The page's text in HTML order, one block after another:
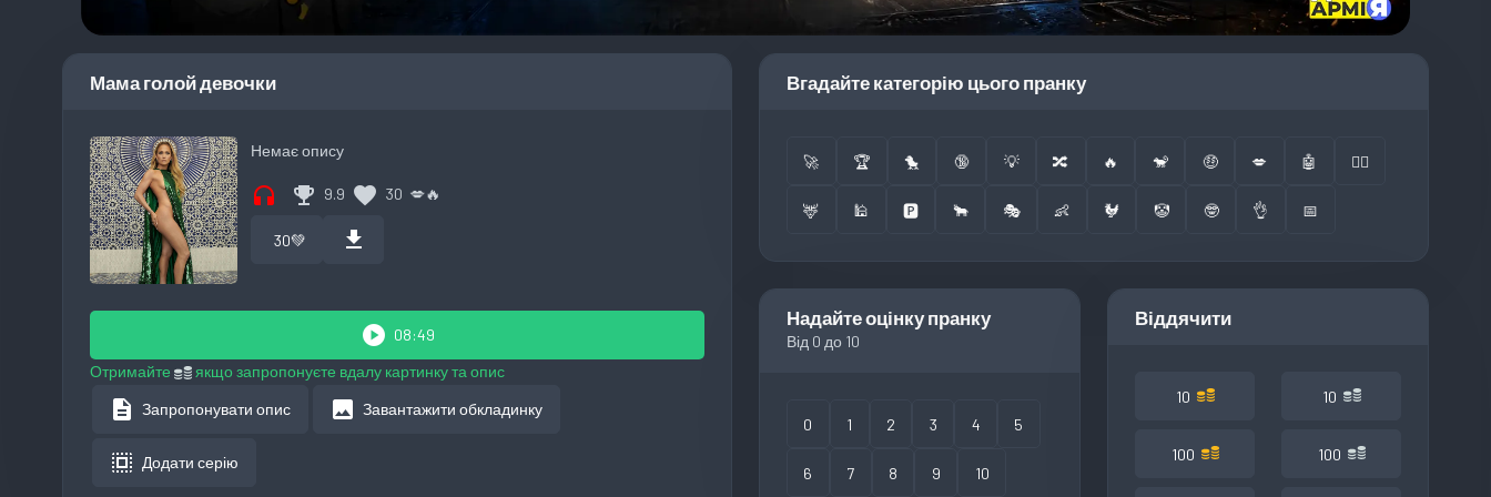
Мама голой девочки
Немає опису
headphones emoji_events 9.9 favorite 30 💋🔥
30💚 download
play_circle 08:49
Отримайте
якщо запропонуєте вдалу картинку та опис
description Запропонувати опис image Завантажити обкладинку
select_all Додати серію
Вгадайте категорію цього пранку
🚀 🏆 🐤 🔞 💡 🔀 🔥 🐒 🤑 💋 🤖 👮‍♂️
🦌 🕌 🅿️ 🐂 🎭 👶 🐓 🤡 🤓 👌 📅
Надайте оцінку пранку
Від 0 до 10
0 1 2 3 4 5
6 7 8 9 10
Віддячити
10
100
10
100